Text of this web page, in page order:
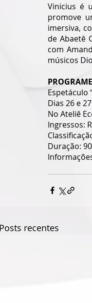
Vinicius é
promove
imersiva,
de Abaetê
com
músicos
Espetáculo
Dias 26 e
No Ateliê
Ingressos:
Duração:
recentes